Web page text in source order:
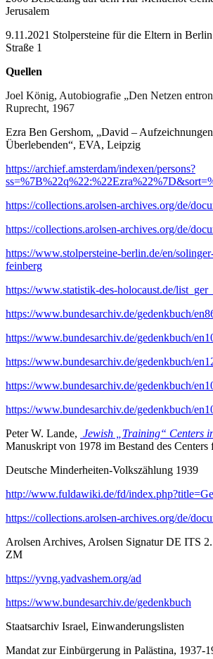
Jerusalem
9.11.2021 Stolpersteine für die Eltern in
Straße 1
Quellen
Joel König, Autobiografie „Den Netzen
Ruprecht, 1967
Ezra Ben Gershom, „David –
Überlebenden“, EVA, Leipzig
https://archief.amsterdam/indexen/persons?
https://collections.arolsen-archives.org/de/
https://collections.arolsen-archives.org/de/
https://www.stolpersteine-berlin.de/en/
feinberg
https://www.statistik-des-holocaust.de/
https://www.bundesarchiv.de/gedenkbuch/
https://www.bundesarchiv.de/gedenkbuch/
https://www.bundesarchiv.de/gedenkbuch/
https://www.bundesarchiv.de/gedenkbuch/
https://www.bundesarchiv.de/gedenkbuch/
Peter W. Lande, Jewish „Training“ Centers
Manuskript von 1978 im Bestand des
Deutsche Minderheiten-Volkszählung 1939
http://www.fuldawiki.de/fd/
https://collections.arolsen-archives.org/de/
Arolsen Archives, Arolsen Signatur DE ITS
ZM
https://yvng.yadvashem.org/ad
https://www.bundesarchiv.de/gedenkbuch
Staatsarchiv Israel, Einwanderungslisten
Mandat zur Einbürgerung in Palästina, 1937-